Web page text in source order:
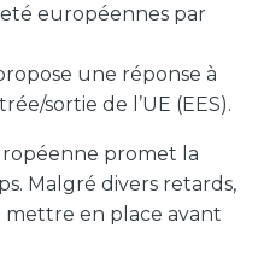
européennes par
une réponse à
sortie de l’UE (EES).
promet la
Malgré divers retards,
mettre en place avant